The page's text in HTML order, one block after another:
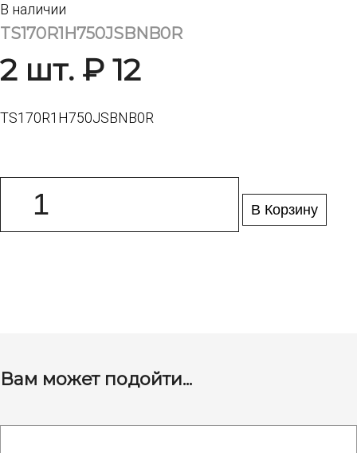
В наличии
TS170R1H750JSBNB0R
2 шт. ₽ 12
TS170R1H750JSBNB0R
В Корзину
Вам может подойти...